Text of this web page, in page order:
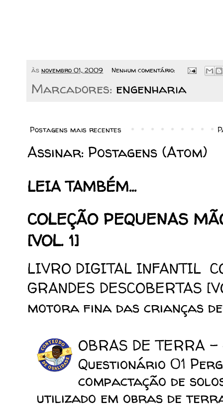
às novembro 01, 2009 Nenhum comentário:
Marcadores: engenharia
Postagens mais recentes
Assinar: Postagens (Atom)
LEIA TAMBÉM...
COLEÇÃO PEQUENAS
[VOL. 1]
LIVRO DIGITAL INFANTIL
GRANDES DESCOBERTAS
motora fina das crianças
OBRAS DE TERRA -
Questionário 01
compactação de
utilizado em obras de